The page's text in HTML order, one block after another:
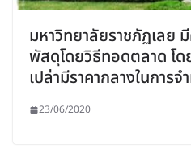
มหาวิทยาลัยราชภัฏเลย
พัสดุโดยวิธีทอดตลาด โด
เปล่ามีราคากลางในการ
23/06/2020